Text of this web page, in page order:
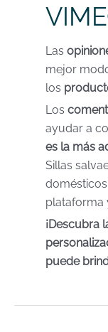
Las
mejor
los
Los
ayudar a
es la más
Sillas
plataforma
¡Descubra
puede